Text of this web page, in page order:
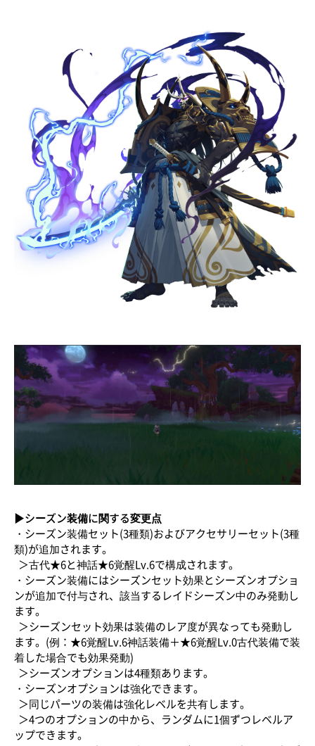
▶シーズン装備に関する変更点
・シーズン装備セット(3種類)およびアクセサリーセット(3種
類)が追加されます。
＞古代★6と神話★6覚醒Lv.6で構成されます。
・シーズン装備にはシーズンセット効果とシーズンオプショ
ンが追加で付与され、該当するレイドシーズン中のみ発動し
ます。
＞シーズンセット効果は装備のレア度が異なっても発動し
ます。(例：★6覚醒Lv.6神話装備＋★6覚醒Lv.0古代装備で装
着した場合でも効果発動)
＞シーズンオプションは4種類あります。
・シーズンオプションは強化できます。
＞同じパーツの装備は強化レベルを共有します。
＞4つのオプションの中から、ランダムに1個ずつレベルア
ップできます。